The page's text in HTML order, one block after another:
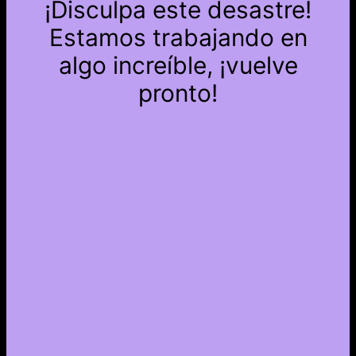
¡Disculpa este desastre!
Estamos trabajando en
algo increíble, ¡vuelve
pronto!